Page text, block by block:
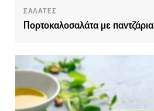
ΣΑΛΑΤΕΣ
Πορτοκαλοσαλάτα με παντζάρια